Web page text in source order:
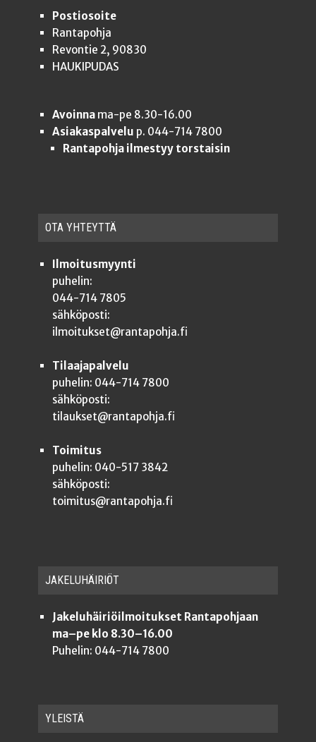
Postiosoite
Rantapohja
Revontie 2, 90830
HAUKIPUDAS
Avoinnama-pe 8.30-16.00
Asiakaspalvelu p. 044-714 7800
Rantapohja ilmestyy torstaisin
OTA YHTEYT­TÄ
Ilmoitusmyynti
puhelin:
044-714 7805
sähköposti:
ilmoitukset@rantapohja.fi
Tilaajapalvelu
puhelin: 044-714 7800
sähköposti:
tilaukset@rantapohja.fi
Toimitus
puhelin: 040-517 3842
sähköposti:
toimitus@rantapohja.fi
JAKE­LU­HÄI­RIÖT
Jakeluhäiriöilmoitukset Rantapohjaan
ma–pe klo 8.30–16.00
Puhelin: 044-714 7800
YLEISTÄ